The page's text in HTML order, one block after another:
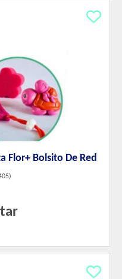
Flor+ Bolsito De Red
)